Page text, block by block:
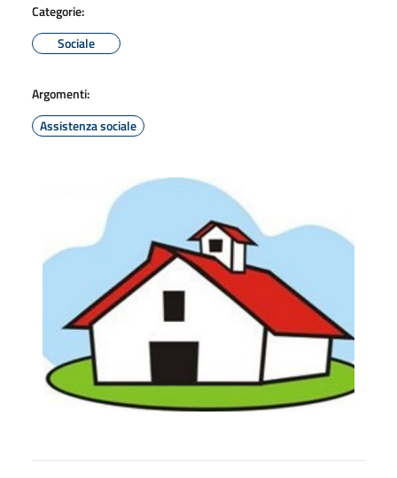
Categorie:
Sociale
Argomenti:
Assistenza sociale